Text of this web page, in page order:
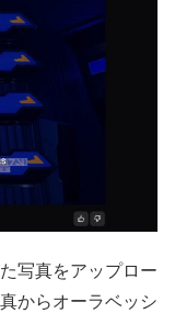
写真をアップロー
からオーラベッシ